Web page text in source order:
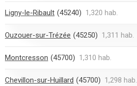
Ligny-le-Ribault (45240) 1,320 hab.
Ouzouer-sur-Trézée (45250) 1,311 hab.
Montcresson (45700) 1,310 hab.
Chevillon-sur-Huillard (45700) 1,298 hab.